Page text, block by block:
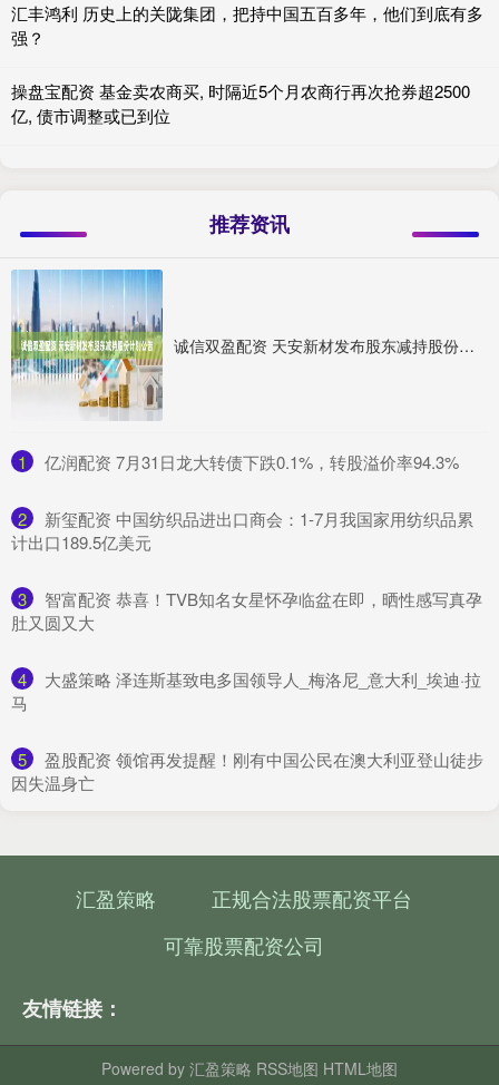
汇丰鸿利 历史上的关陇集团，把持中国五百多年，他们到底有多
强？
操盘宝配资 基金卖农商买, 时隔近5个月农商行再次抢券超2500
亿, 债市调整或已到位
推荐资讯
诚信双盈配资 天安新材发布股东减持股份计划公告
1 ​亿润配资 7月31日龙大转债下跌0.1%，转股溢价率94.3%
2
​新玺配资 中国纺织品进出口商会：1-7月我国家用纺织品累
计出口189.5亿美元
3
​智富配资 恭喜！TVB知名女星怀孕临盆在即，晒性感写真孕
肚又圆又大
4
​大盛策略 泽连斯基致电多国领导人_梅洛尼_意大利_埃迪·拉
马
5
​盈股配资 领馆再发提醒！刚有中国公民在澳大利亚登山徒步
因失温身亡
汇盈策略
正规合法股票配资平台
可靠股票配资公司
友情链接：
Powered by 汇盈策略 RSS地图 HTML地图